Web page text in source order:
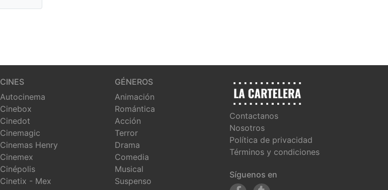
CINES
Autocinema
Cinebox
Cinedot
Cinemagic
Cinemas Henry
Cinemex
Cinépolis
Cinetix - Mex
GÉNEROS
Animación
Romántica
Acción
Terror
Drama
Comedia
Musical
Suspenso
Contactanos
Nosotros
Política de privacidad
Términos y condiciones
Síguenos en